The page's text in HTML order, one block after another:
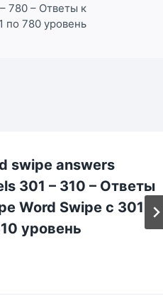
780 – Ответы к
по 780 уровень
swipe answers
301 – 310 – Ответы
Word Swipe с 301
уровень